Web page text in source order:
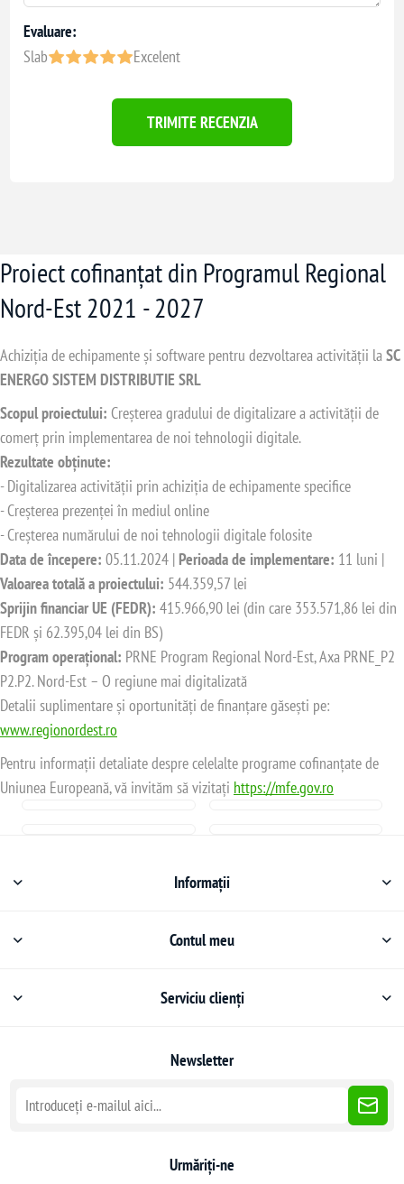
Evaluare:
Slab
Excelent
TRIMITE RECENZIA
Proiect cofinanțat din Programul Regional
Nord-Est 2021 - 2027
Achiziția de echipamente și software pentru dezvoltarea activității laSC
ENERGO SISTEM DISTRIBUTIE SRL
Scopul proiectului: Creșterea gradului de digitalizare a activității de
comerț prin implementarea de noi tehnologii digitale.
Rezultate obținute:
- Digitalizarea activității prin achiziția de echipamente specifice
- Creșterea prezenței în mediul online
- Creșterea numărului de noi tehnologii digitale folosite
Data de începere: 05.11.2024 | Perioada de implementare: 11 luni |
Valoarea totală a proiectului: 544.359,57 lei
Sprijin financiar UE (FEDR): 415.966,90 lei (din care 353.571,86 lei din
FEDR și 62.395,04 lei din BS)
Program operațional: PRNE Program Regional Nord-Est, Axa PRNE_P2
P2.P2. Nord-Est – O regiune mai digitalizată
Detalii suplimentare și oportunități de finanțare găsești pe:
www.regionordest.ro
Pentru informații detaliate despre celelalte programe cofinanțate de
Uniunea Europeană, vă invităm să vizitați https://mfe.gov.ro
Informații
Contul meu
Serviciu clienți
Newsletter
Urmăriți-ne